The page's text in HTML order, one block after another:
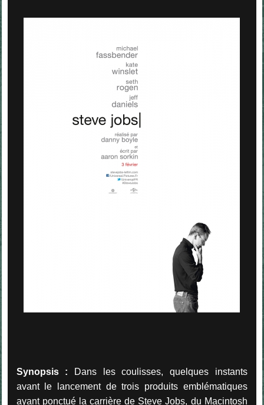
Synopsis : Dans les coulisses, quelques instants
avant le lancement de trois produits emblématiques
ayant ponctué la carrière de Steve Jobs, du Macintosh